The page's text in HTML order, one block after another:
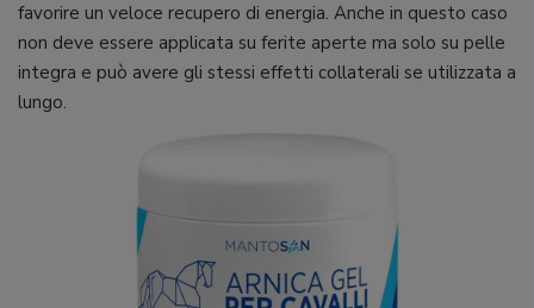
favorire un veloce recupero di energia. Anche in questo caso
non deve essere applicata su ferite aperte ma solo su pelle
integra e può avere gli stessi effetti collaterali se utilizzata a
lungo.